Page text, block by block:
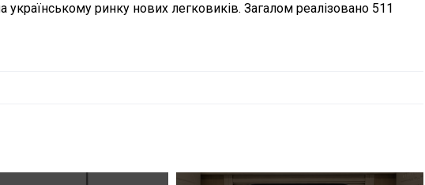
ринку нових легковиків. Загалом реалізовано 511